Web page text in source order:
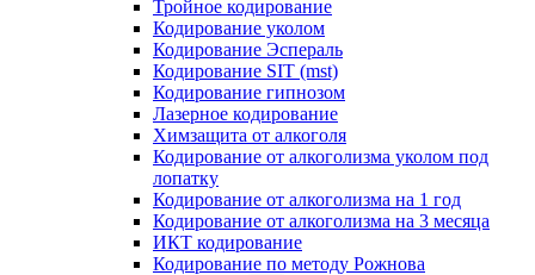
Тройное кодирование
Кодирование уколом
Кодирование Эспераль
Кодирование SIT (mst)
Кодирование гипнозом
Лазерное кодирование
Химзащита от алкоголя
Кодирование от алкоголизма уколом под
лопатку
Кодирование от алкоголизма на 1 год
Кодирование от алкоголизма на 3 месяца
ИКТ кодирование
Кодирование по методу Рожнова